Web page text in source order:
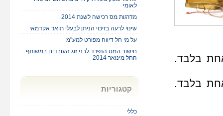
לשנה אחת בלבד.
בלבד.
לאומי
מדרגות מס רכישה לשנת 2014
שינוי לרעה בזיכוי הניתן לבעלי תואר אקדמאי
על מי חל דיווח מפורט למע"מ
חישוב המס הנפרד לבני זוג העובדים במשותף
החל מינואר 2014
קטגוריות
כללי